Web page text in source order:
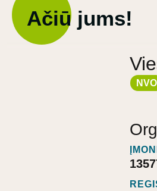
Ačiū jums!
NVO